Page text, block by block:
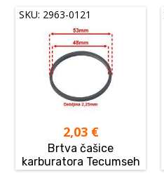
SKU: 2963-0121
2,03 €
Brtva čašice
karburatora Tecumseh